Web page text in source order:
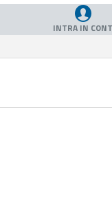
INTRA IN CONT